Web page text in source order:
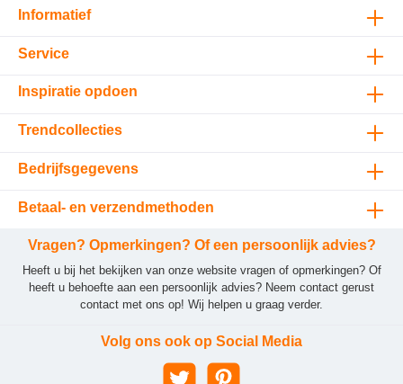
Informatief
Service
Inspiratie opdoen
Trendcollecties
Bedrijfsgegevens
Betaal- en verzendmethoden
Vragen? Opmerkingen? Of een persoonlijk advies?
Heeft u bij het bekijken van onze website vragen of opmerkingen? Of
heeft u behoefte aan een persoonlijk advies? Neem contact gerust
contact met ons op! Wij helpen u graag verder.
Volg ons ook op Social Media